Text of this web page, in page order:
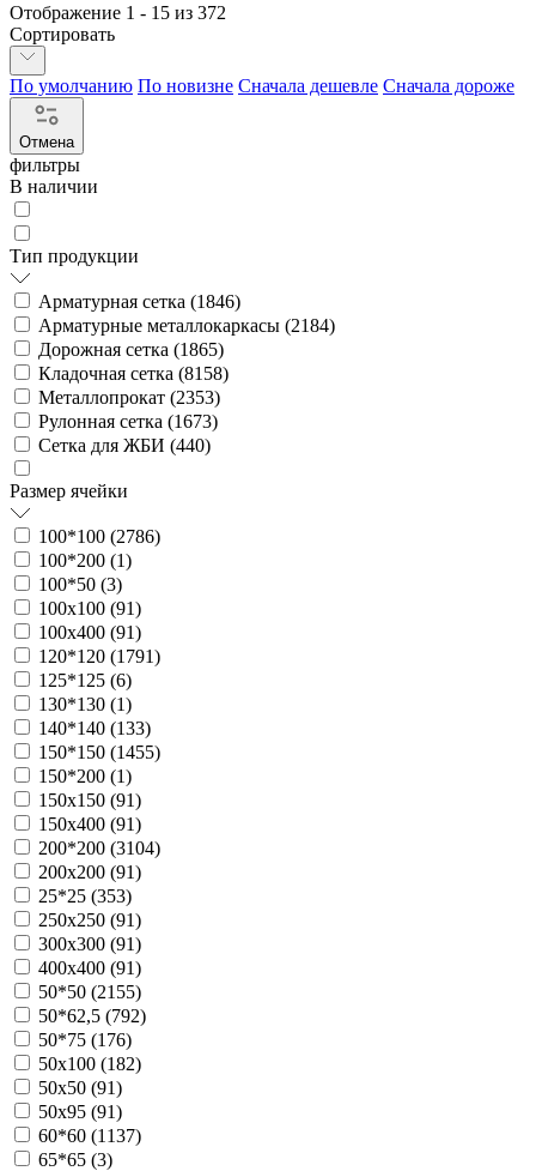
Отображение 1 - 15 из 372
Сортировать
По умолчанию По новизне Сначала дешевле Сначала дороже
Отмена
фильтры
В наличии
Тип продукции
Арматурная сетка (1846)
Арматурные металлокаркасы (2184)
Дорожная сетка (1865)
Кладочная сетка (8158)
Металлопрокат (2353)
Рулонная сетка (1673)
Сетка для ЖБИ (440)
Размер ячейки
100*100 (2786)
100*200 (1)
100*50 (3)
100х100 (91)
100х400 (91)
120*120 (1791)
125*125 (6)
130*130 (1)
140*140 (133)
150*150 (1455)
150*200 (1)
150х150 (91)
150х400 (91)
200*200 (3104)
200х200 (91)
25*25 (353)
250х250 (91)
300х300 (91)
400х400 (91)
50*50 (2155)
50*62,5 (792)
50*75 (176)
50х100 (182)
50х50 (91)
50х95 (91)
60*60 (1137)
65*65 (3)